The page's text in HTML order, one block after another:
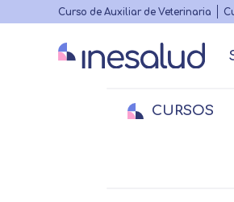
HighlightedCurso de Auxiliar de Veterinaria
Quiénes somos
Actualidad
Menu
CURSOS